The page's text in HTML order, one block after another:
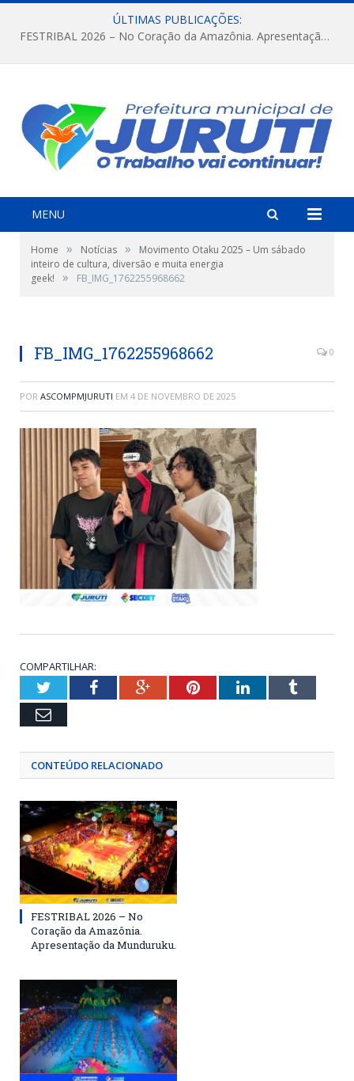
ÚLTIMAS PUBLICAÇÕES:
FESTRIBAL 2026 – No Coração da Amazônia. Apresentação da Munduruku.
MENU
Home » Notícias »
Movimento Otaku 2025 – Um sábado
inteiro de cultura, diversão e muita energia
geek!
» FB_IMG_1762255968662
FB_IMG_1762255968662 0
POR ASCOMPMJURUTI EM 4 DE NOVEMBRO DE 2025
COMPARTILHAR:
TwitterFacebookGoogle+PinterestLinkedInTumblr
Email
CONTEÚDO RELACIONADO
FESTRIBAL 2026 – No
Coração da Amazônia.
Apresentação da Munduruku.